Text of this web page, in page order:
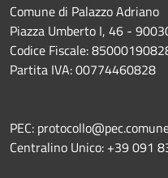
Comune di Palazzo Adriano
Piazza Umberto I, 46 -
Codice Fiscale:
Partita IVA: 00774460828
PEC:
Centralino Unico: +39 091